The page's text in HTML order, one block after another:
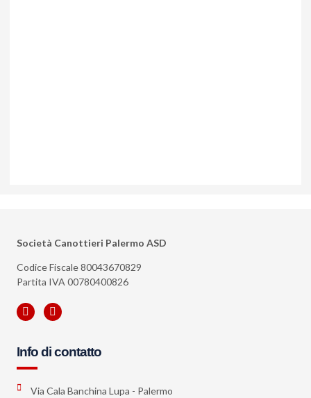
Società Canottieri Palermo ASD
Codice Fiscale 80043670829
Partita IVA 00780400826
Info di contatto
Via Cala Banchina Lupa - Palermo